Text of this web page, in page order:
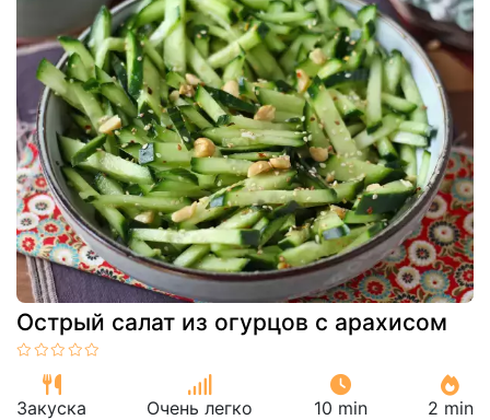
Острый салат из огурцов с арахисом
Закуска Очень легко 10 min 2 min